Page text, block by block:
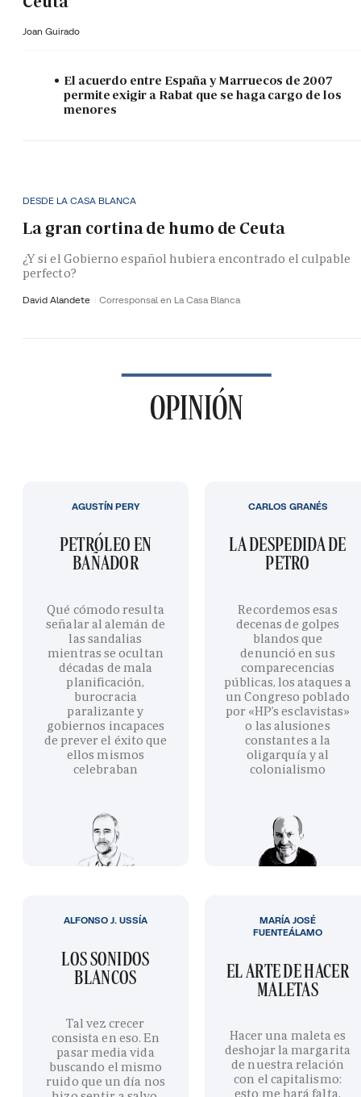
Joan Guirado
El acuerdo entre España y Marruecos de 2007
permite exigir a Rabat que se haga cargo de los
menores
DESDE LA CASA BLANCA
La gran cortina de humo de Ceuta
¿Y si el Gobierno español hubiera encontrado el culpable
perfecto?
David Alandete Corresponsal en La Casa Blanca
OPINIÓN
PETRÓLEO EN
BAÑADOR
Qué cómodo resulta
señalar al alemán de
las sandalias
mientras se ocultan
décadas de mala
planificación,
burocracia
paralizante y
gobiernos incapaces
de prever el éxito que
ellos mismos
celebraban
AGUSTÍN PERY
LA DESPEDIDA DE
PETRO
Recordemos esas
decenas de golpes
blandos que
denunció en sus
comparecencias
públicas, los ataques a
un Congreso poblado
por «HP’s esclavistas»
o las alusiones
constantes a la
oligarquía y al
colonialismo
CARLOS GRANÉS
LOS SONIDOS
BLANCOS
Tal vez crecer
consista en eso. En
pasar media vida
buscando el mismo
ruido que un día nos
ALFONSO J. USSÍA
EL ARTE DE HACER
MALETAS
Hacer una maleta es
deshojar la margarita
de nuestra relación
con el capitalismo:
esto me hará falta,
MARÍA JOSÉ
FUENTEÁLAMO